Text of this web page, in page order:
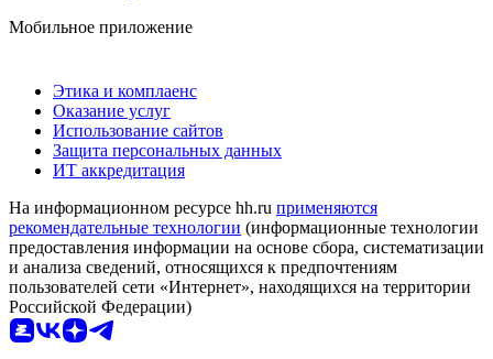
Мобильное приложение
Этика и комплаенс
Оказание услуг
Использование сайтов
Защита персональных данных
ИТ аккредитация
На информационном ресурсе hh.ru применяются
рекомендательные технологии (информационные технологии
предоставления информации на основе сбора, систематизации
и анализа сведений, относящихся к предпочтениям
пользователей сети «Интернет», находящихся на территории
Российской Федерации)